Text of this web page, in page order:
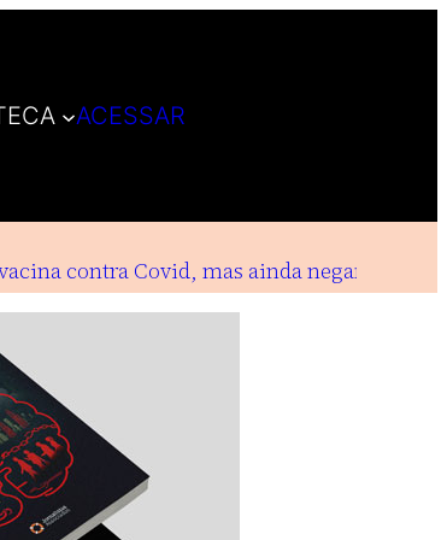
ACESSAR
contra Covid, mas ainda negam